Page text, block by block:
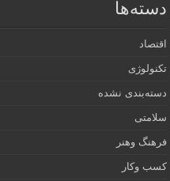
دسته‌ها
اقتصاد
تکنولوژی
دسته‌بندی نشده
سلامتی
فرهنگ وهنر
کسب وکار